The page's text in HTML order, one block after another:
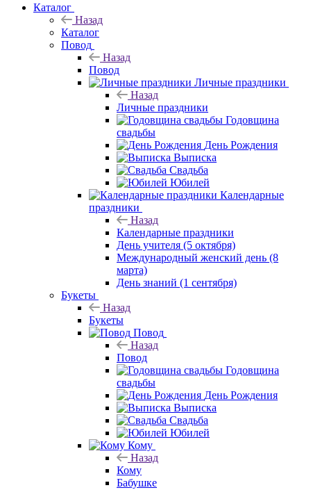
Каталог
Назад
Каталог
Повод
Назад
Повод
Личные праздники
Назад
Личные праздники
Годовщина
свадьбы
День Рождения
Выписка
Свадьба
Юбилей
Календарные
праздники
Назад
Календарные праздники
День учителя (5 октября)
Международный женский день (8
марта)
День знаний (1 сентября)
Букеты
Назад
Букеты
Повод
Назад
Повод
Годовщина
свадьбы
День Рождения
Выписка
Свадьба
Юбилей
Кому
Назад
Кому
Бабушке